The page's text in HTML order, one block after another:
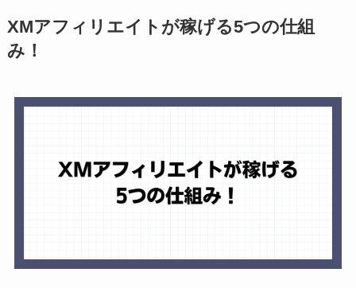
XMアフィリエイトが稼げる5つの仕組
み！